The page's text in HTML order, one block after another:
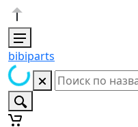
bibiparts